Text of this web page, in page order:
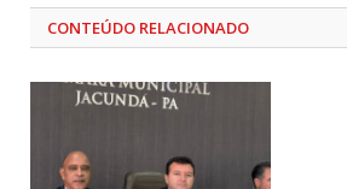
CONTEÚDO RELACIONADO